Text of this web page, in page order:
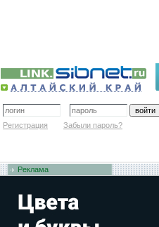
Регистрация Забыли пароль?
Реклама